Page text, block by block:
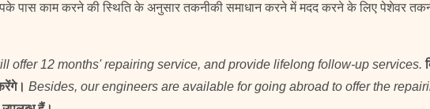
पास काम करने की स्थिति के अनुसार तकनीकी समाधान करने में मदद करने के लिए पेशेवर
offer 12 months' repairing service, and provide lifelong follow-up services.
Besides, our engineers are available for going abroad to offer the